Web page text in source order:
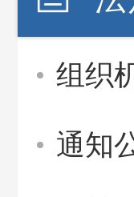
组织
通知